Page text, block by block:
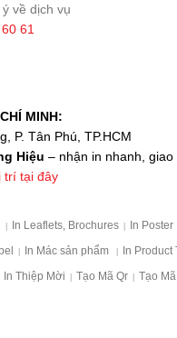
về dịch vụ
61
MINH:
P. Tân Phú, TP.HCM
Hiệu – nhận in nhanh,
trí tại đây
In Leaflets, Brochures In Poster
In Mác sản phẩm In Product
In Thiệp Mời Tạo Mã Qr Tạo